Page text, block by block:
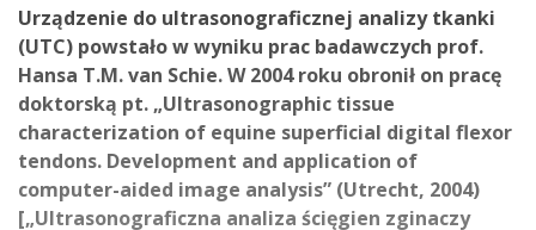
Urządzenie do ultrasonograficznej analizy tkanki
(UTC) powstało w wyniku prac badawczych prof.
Hansa T.M. van Schie. W 2004 roku obronił on pracę
doktorską pt. „Ultrasonographic tissue
characterization of equine superficial digital flexor
tendons. Development and application of
computer-aided image analysis” (Utrecht, 2004)
[„Ultrasonograficzna analiza ścięgien zginaczy